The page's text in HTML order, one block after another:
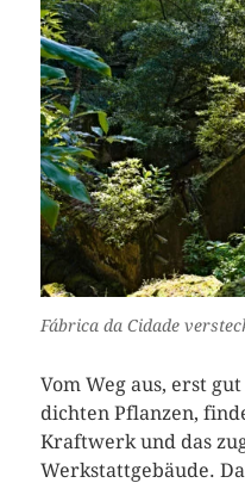
Fábrica da Cidade
Vom Weg aus, erst
dichten Pflanzen,
Kraftwerk und das
Werkstattgebäude.